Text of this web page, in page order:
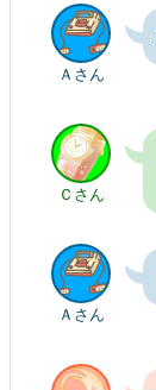
Ａさん
Ｃさん
Ａさん